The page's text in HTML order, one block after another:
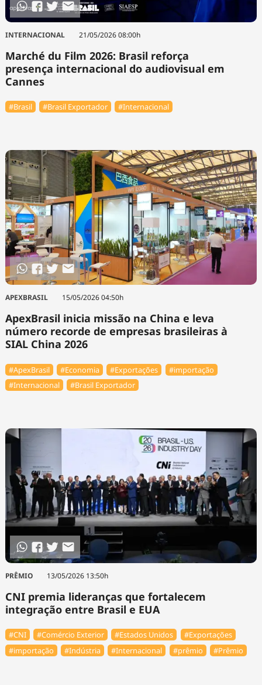
INTERNACIONAL 21/05/2026 08:00h
Marché du Film 2026: Brasil reforça
presença internacional do audiovisual em
Cannes
#Brasil #Brasil Exportador #Internacional
APEXBRASIL 15/05/2026 04:50h
ApexBrasil inicia missão na China e leva
número recorde de empresas brasileiras à
SIAL China 2026
#ApexBrasil #Economia #Exportações
#importação
#Internacional
#Brasil Exportador
PRÊMIO 13/05/2026 13:50h
CNI premia lideranças que fortalecem
integração entre Brasil e EUA
#CNI #Comércio Exterior #Estados Unidos
#Exportações
#importação
#Indústria #Internacional #prêmio #Prêmio